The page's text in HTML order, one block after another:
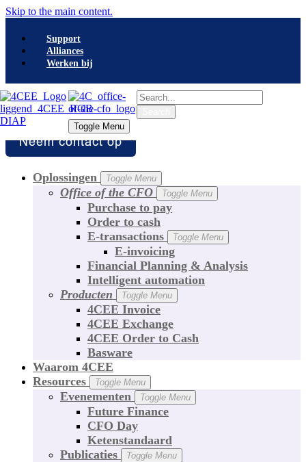
Skip to the main content.
Support
Alliances
Werken bij
Toggle Menu
Search
Toggle Menu
Oplossingen Toggle Menu
Office of the CFO Toggle Menu
Purchase to pay
Order to cash
E-transactions
Toggle Menu
E-invoicing
Financial Planning & Analysis
Intelligent automation
Producten
Toggle Menu
4CEE Invoice
4CEE Exchange
4CEE Order to Cash
Basware
Waarom 4CEE
Resources
Toggle Menu
Evenementen Toggle Menu
Future Finance
CFO Day
Ketenstandaard
Publicaties
Toggle Menu